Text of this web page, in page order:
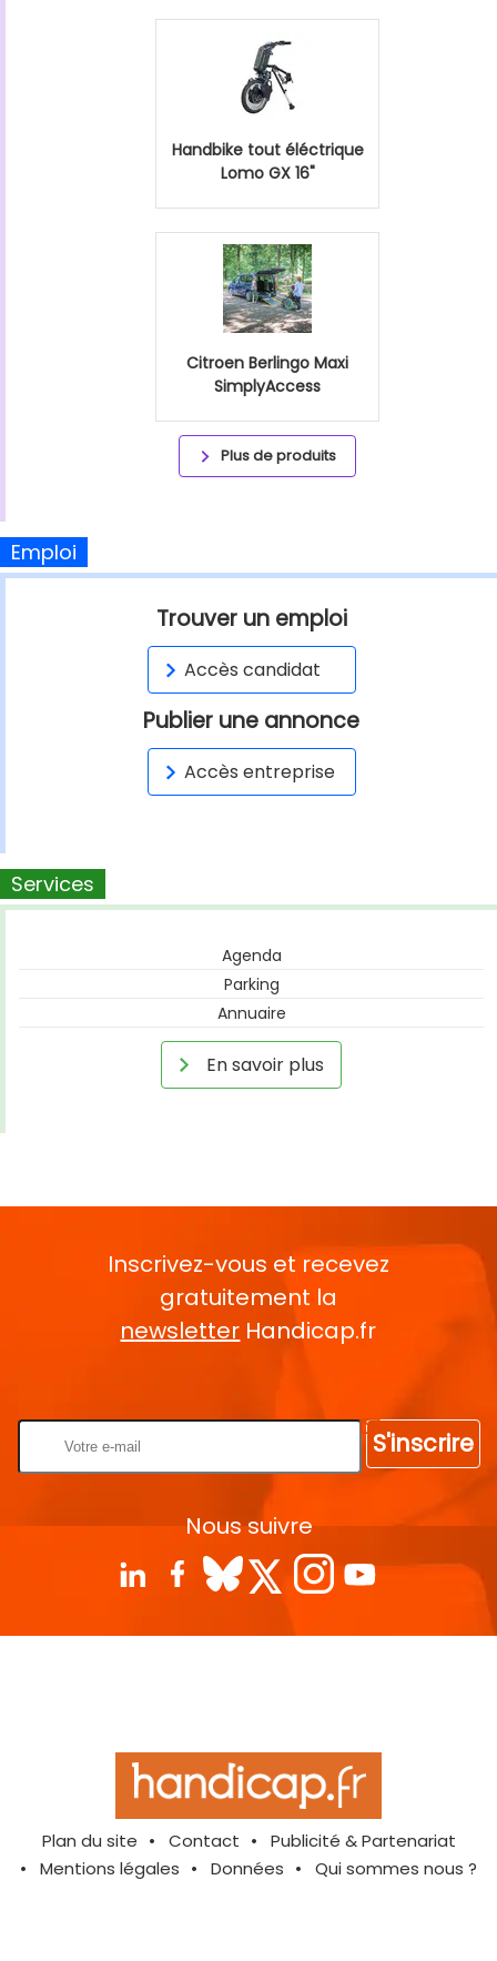
Handbike tout éléctrique
Lomo GX 16"
Citroen Berlingo Maxi
SimplyAccess
Plus de produits
Emploi
Trouver un emploi
Accès candidat
Publier une annonce
Accès entreprise
Services
Agenda
Parking
Annuaire
En savoir plus
Inscrivez-vous et recevez
gratuitement la
newsletter Handicap.fr
S'inscrire
Nous suivre
Plan du site Contact
Publicité & Partenariat
Mentions légales
Données Qui sommes nous ?